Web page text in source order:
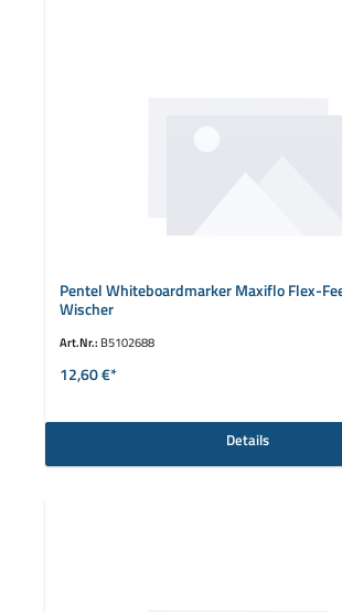
Pentel Whiteboardmarker Maxiflo Flex-
Wischer
Art.Nr.: B5102688
12,60 €*
Details